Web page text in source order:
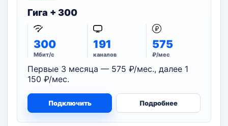
Гига + 300
300
Мбит/с
191
каналов
575
₽/мес
Первые 3 месяца — 575 ₽/мес., далее 1
150 ₽/мес.
Подключить Подробнее